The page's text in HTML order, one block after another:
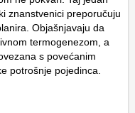
znanstvenici preporučuju
Objašnjavaju da
termogenezom, a
s povećanim
potrošnje pojedinca.